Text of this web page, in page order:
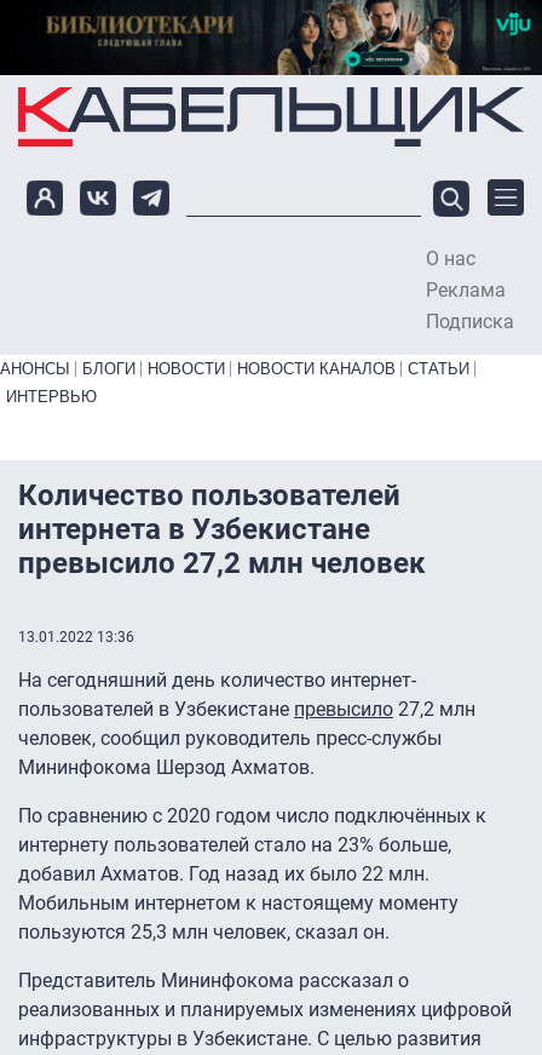
Перейти к основному содержанию
О нас
Реклама
Подписка
Primary links bottom
АНОНСЫ БЛОГИ НОВОСТИ НОВОСТИ КАНАЛОВ
СТАТЬИ
ИНТЕРВЬЮ
Количество пользователей
интернета в Узбекистане
превысило 27,2 млн человек
13.01.2022 13:36
На сегодняшний день количество интернет-
пользователей в Узбекистане превысило 27,2 млн
человек, сообщил руководитель пресс-службы
Мининфокома Шерзод Ахматов.
По сравнению с 2020 годом число подключённых к
интернету пользователей стало на 23% больше,
добавил Ахматов. Год назад их было 22 млн.
Мобильным интернетом к настоящему моменту
пользуются 25,3 млн человек, сказал он.
Представитель Мининфокома рассказал о
реализованных и планируемых изменениях цифровой
инфраструктуры в Узбекистане. С целью развития